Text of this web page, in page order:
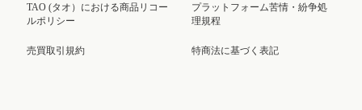
TAO (タオ）における商品リコー
ルポリシー
売買取引規約
プラットフォーム苦情・紛争処
理規程
特商法に基づく表記